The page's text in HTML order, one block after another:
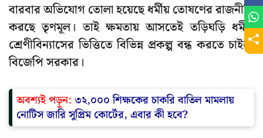
বারবার অভিযোগ তোলা হয়েছে ধর্মীয় তোষণের রাজনীতি
করছে তৃণমূল। তাই ক্ষমতায় আসতেই তড়িঘড়ি ধর্মীয়
শ্রেণীবিন্যাসের ভিত্তিতে বিভিন্ন প্রকল্প বন্ধ করতে চাইছে
বিজেপি সরকার।
অবশ্যই পড়ুন: ৩২,০০০ শিক্ষকের চাকরি বাতিল মামলায়
নোটিস জারি সুপ্রিম কোর্টের, এবার কী হবে?